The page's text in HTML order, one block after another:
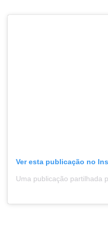
Ver esta publicação no